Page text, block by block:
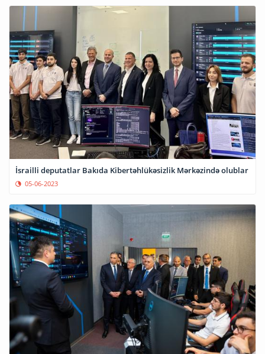
İsrailli deputatlar Bakıda Kibertəhlükəsizlik Mərkəzində olublar
05-06-2023